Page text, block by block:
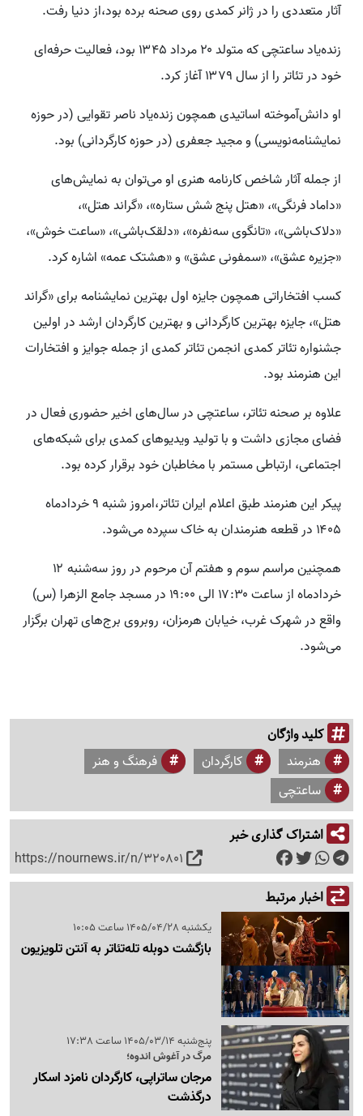
آثار متعددی را در ژانر کمدی روی صحنه برده بود،از دنیا رفت.
زنده‌یاد ساعتچی که متولد ۲۰ مرداد ۱۳۴۵ بود، فعالیت حرفه‌ای
خود در تئاتر را از سال ۱۳۷۹ آغاز کرد.
او دانش‌آموخته اساتیدی همچون زنده‌یاد ناصر تقوایی (در حوزه
نمایشنامه‌نویسی) و مجید جعفری (در حوزه کارگردانی) بود.
از جمله آثار شاخص کارنامه هنری او می‌توان به نمایش‌های
«داماد فرنگی»، «هتل پنج شش ستاره»، «گراند هتل»،
«دلاک‌باشی»، «تانگوی سه‌نفره»، «دلقک‌باشی»، «ساعت خوش»،
«جزیره عشق»، «سمفونی عشق» و «هشتک عمه» اشاره کرد.
کسب افتخاراتی همچون جایزه اول بهترین نمایشنامه برای «گراند
هتل»، جایزه بهترین کارگردانی و بهترین کارگردان ارشد در اولین
جشنواره تئاتر کمدی انجمن تئاتر کمدی از جمله جوایز و افتخارات
این هنرمند بود.
علاوه بر صحنه تئاتر، ساعتچی در سال‌های اخیر حضوری فعال در
فضای مجازی داشت و با تولید ویدیوهای کمدی برای شبکه‌های
اجتماعی، ارتباطی مستمر با مخاطبان خود برقرار کرده بود.
پیکر این هنرمند طبق اعلام ایران تئاتر،امروز شنبه ۹ خردادماه
۱۴۰۵ در قطعه هنرمندان به خاک سپرده می‌شود.
همچنین مراسم سوم و هفتم آن مرحوم در روز سه‌شنبه ۱۲
خردادماه از ساعت ۱۷:۳۰ الی ۱۹:۰۰ در مسجد جامع الزهرا (س)
واقع در شهرک غرب، خیابان هرمزان، روبروی برج‌های تهران برگزار
می‌شود.
کلید واژگان
هنرمند کارگردان
فرهنگ و هنر
ساعتچی
اشتراک گذاری خبر
https://nournews.ir/n/320801
اخبار مرتبط
یکشنبه 1405/04/28 ساعت 10:05
بازگشت دوبله تله‌تئاتر به آنتن تلویزیون
پنج‌شنبه 1405/03/14 ساعت 17:38
مرگ در آغوش اندوه؛
مرجان ساتراپی، کارگردان نامزد اسکار
درگذشت